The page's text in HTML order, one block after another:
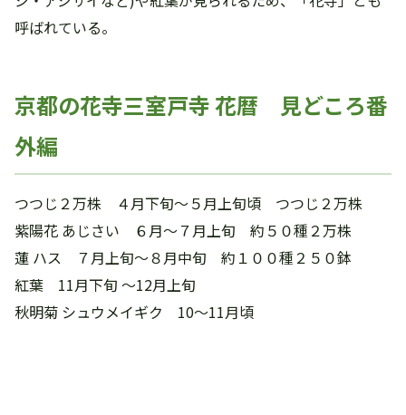
呼ばれている。
京都の花寺三室戸寺 花暦 見どころ番
外編
つつじ２万株 ４月下旬～５月上旬頃 つつじ２万株
紫陽花 あじさい ６月～７月上旬 約５０種２万株
蓮 ハス ７月上旬～８月中旬 約１００種２５０鉢
紅葉 11月下旬 ～12月上旬
秋明菊 シュウメイギク 10～11月頃